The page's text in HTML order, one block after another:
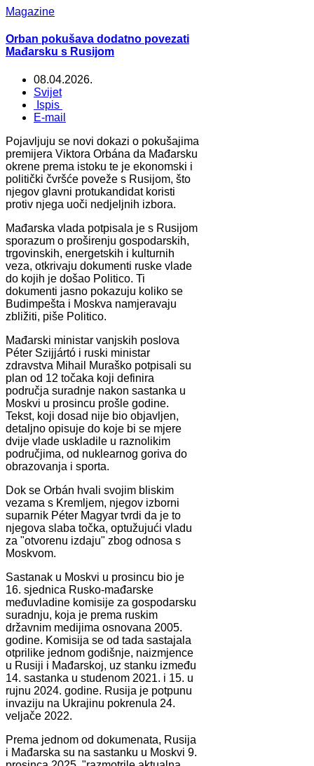
Magazine
Orban pokušava dodatno povezati
Mađarsku s Rusijom
08.04.2026.
Svijet
Ispis
E-mail
Pojavljuju se novi dokazi o pokušajima
premijera Viktora Orbána da Mađarsku
okrene prema istoku te je ekonomski i
politički čvršće poveže s Rusijom, što
njegov glavni protukandidat koristi
protiv njega uoči nedjeljnih izbora.
Mađarska vlada potpisala je s Rusijom
sporazum o proširenju gospodarskih,
trgovinskih, energetskih i kulturnih
veza, otkrivaju dokumenti ruske vlade
do kojih je došao Politico. Ti
dokumenti jasno pokazuju koliko se
Budimpešta i Moskva namjeravaju
zbližiti, piše Politico.
Mađarski ministar vanjskih poslova
Péter Szijjártó i ruski ministar
zdravstva Mihail Muraško potpisali su
plan od 12 točaka koji definira
područja suradnje nakon sastanka u
Moskvi u prosincu prošle godine.
Tekst, koji dosad nije bio objavljen,
detaljno opisuje do koje bi se mjere
dvije vlade uskladile u raznolikim
područjima, od nuklearnog goriva do
obrazovanja i sporta.
Dok se Orbán hvali svojim bliskim
vezama s Kremljem, njegov izborni
suparnik Péter Magyar tvrdi da je to
njegova slaba točka, optužujući vladu
za "otvorenu izdaju" zbog odnosa s
Moskvom.
Sastanak u Moskvi u prosincu bio je
16. sjednica Rusko-mađarske
međuvladine komisije za gospodarsku
suradnju, koja je prema ruskim
državnim medijima osnovana 2005.
godine. Komisija se od tada sastajala
otprilike jednom godišnje, naizmjence
u Rusiji i Mađarskoj, uz stanku između
14. sastanka u studenom 2021. i 15. u
rujnu 2024. godine. Rusija je potpunu
invaziju na Ukrajinu pokrenula 24.
veljače 2022.
Prema jednom od dokumenata, Rusija
i Mađarska su na sastanku u Moskvi 9.